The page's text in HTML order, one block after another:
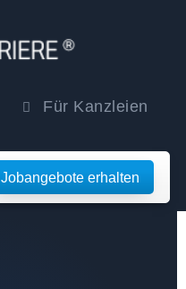
Für Kanzleien
Jobangebote erhalten